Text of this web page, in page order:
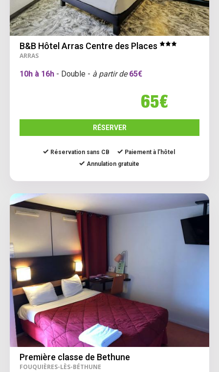
B&B Hôtel Arras Centre des Places
ARRAS
10h à 16h - Double - à partir de 65€
65€
RÉSERVER
Réservation sans CB
Paiement à l’hôtel
Annulation gratuite
Première classe de Bethune
FOUQUIÈRES-LÈS-BÉTHUNE